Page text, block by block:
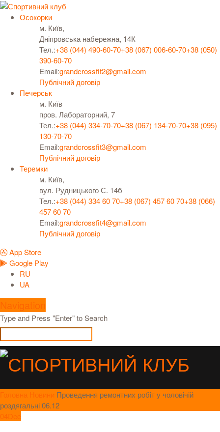
Осокорки
м. Київ,
Дніпровська набережна, 14К
Тел.:+38 (044) 490-60-70+38 (067) 006-60-70+38 (050)
390-60-70
Email:grandcrossfit2@gmail.com
Публічний договір
Печерськ
м. Київ
пров. Лабораторний, 7
Тел.:+38 (044) 334-70-70+38 (067) 134-70-70+38 (095)
130-70-70
Email:grandcrossfit3@gmail.com
Публічний договір
Теремки
м. Київ,
вул. Рудницького С. 14б
Тел.:+38 (044) 334 60 70+38 (067) 457 60 70+38 (066)
457 60 70
Email:grandcrossfit4@gmail.com
Публічний договір
App Store
Google Play
RU
UA
Navigation
Type and Press "Enter" to Search
Головна Новини Проведення ремонтних робіт у чоловічій
роздягальні 06.12
04Dec